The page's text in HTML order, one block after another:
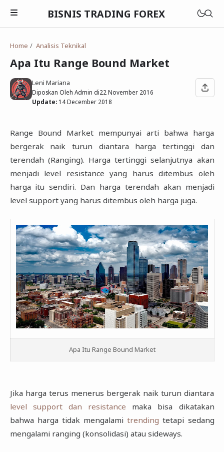
BISNIS TRADING FOREX
Saham
Emas
Exchange Trade Fund
Reksadana
Contract For Difference
Saham
Oil
Dasar-dasar Forex
Analisis Teknikal
Analisis Fundamental
Broker Forex
Forex Calendar
Agriculture
Finance
Mining
Infrastructure
Consumer Goods
Basic Industry
Miscellaneous Industry
Property & Building Construction
Trade & Services
Home Analisis Teknikal
Apa Itu Range Bound Market
Leni Mariana
Diposkan Oleh Admin di22 November 2016
Update: 14 December 2018
Range Bound Market mempunyai arti bahwa harga
bergerak naik turun diantara harga tertinggi dan
terendah (Ranging). Harga tertinggi selanjutnya akan
menjadi level resistance yang harus ditembus oleh
harga itu sendiri. Dan harga terendah akan menjadi
level support yang harus ditembus oleh harga juga.
Apa Itu Range Bound Market
Jika harga terus menerus bergerak naik turun diantara
level support dan resistance maka bisa dikatakan
bahwa harga tidak mengalamitrending tetapi sedang
mengalami ranging (konsolidasi) atau sideways.